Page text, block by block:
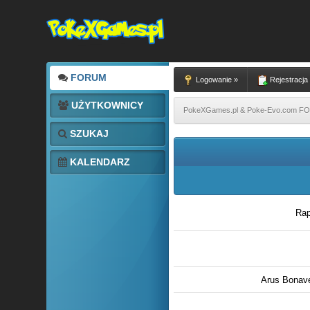
FORUM
UŻYTKOWNICY
SZUKAJ
KALENDARZ
Logowanie » Rejestracja
PokeXGames.pl & Poke-Evo.com
Arus